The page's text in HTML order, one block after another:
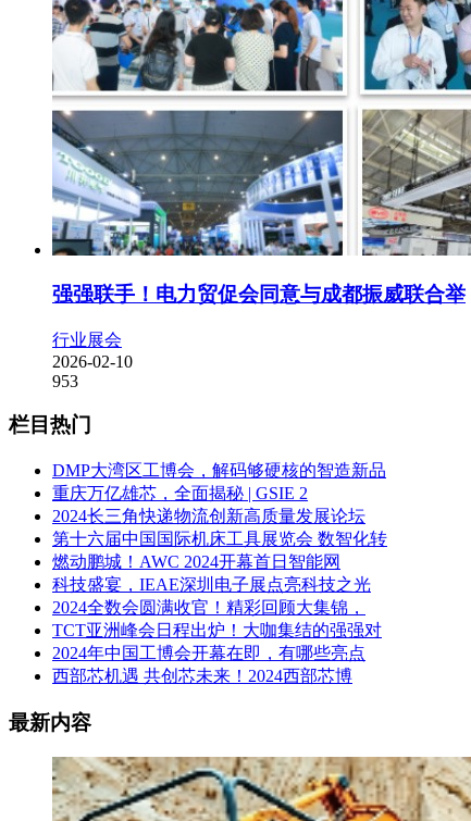
强强联手！电力贸促会同意与成都振威联合举
行业展会
2026-02-10
953
栏目热门
DMP大湾区工博会，解码够硬核的智造新品
重庆万亿雄芯，全面揭秘 | GSIE 2
2024长三角快递物流创新高质量发展论坛
第十六届中国国际机床工具展览会 数智化转
燃动鹏城！AWC 2024开幕首日智能网
科技盛宴，IEAE深圳电子展点亮科技之光
2024全数会圆满收官！精彩回顾大集锦，
TCT亚洲峰会日程出炉！大咖集结的强强对
2024年中国工博会开幕在即，有哪些亮点
西部芯机遇 共创芯未来！2024西部芯博
最新内容